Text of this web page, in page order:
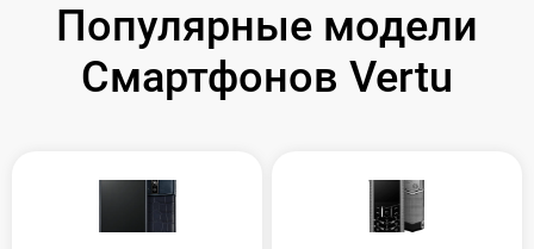
Популярные модели
Смартфонов Vertu